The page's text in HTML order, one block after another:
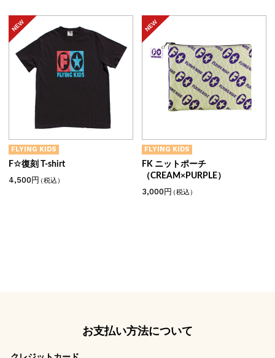
FLYING KIDS
F☆復刻 T-shirt
4,500円（税込）
FLYING KIDS
FK ニットポーチ
（CREAM×PURPLE）
3,000円（税込）
お支払い方法について